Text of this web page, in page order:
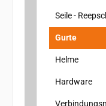
Seile -
Gurte
Helme
Hardware